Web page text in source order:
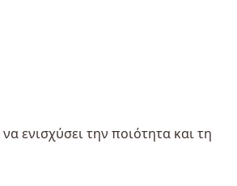
ενισχύσει την ποιότητα και τη